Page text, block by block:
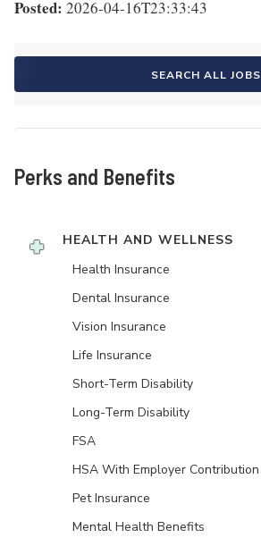
Posted: 2026-04-16T23:33:43
SEARCH ALL JOBS
Perks and Benefits
HEALTH AND WELLNESS
Health Insurance
Dental Insurance
Vision Insurance
Life Insurance
Short-Term Disability
Long-Term Disability
FSA
HSA With Employer Contribution
Pet Insurance
Mental Health Benefits